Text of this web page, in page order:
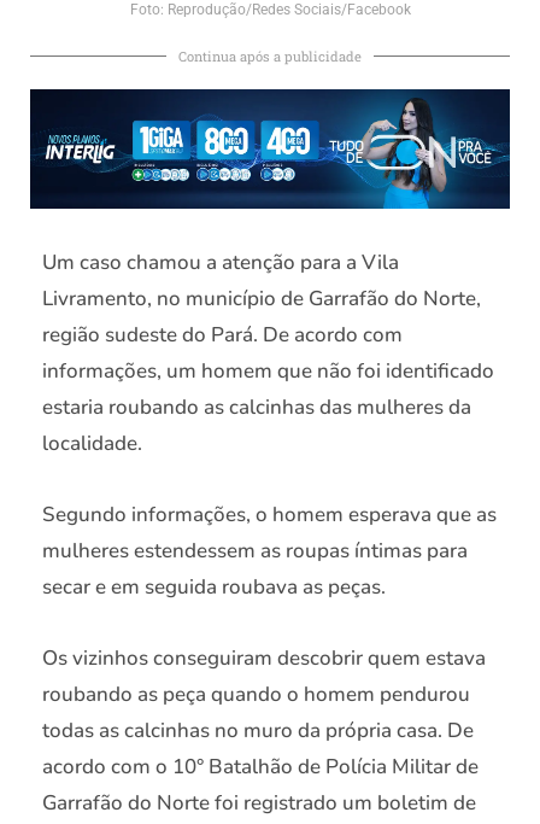
Foto: Reprodução/Redes Sociais/Facebook
Continua após a publicidade
Um caso chamou a atenção para a Vila
Livramento, no município de Garrafão do Norte,
região sudeste do Pará. De acordo com
informações, um homem que não foi identificado
estaria roubando as calcinhas das mulheres da
localidade.
Segundo informações, o homem esperava que as
mulheres estendessem as roupas íntimas para
secar e em seguida roubava as peças.
Os vizinhos conseguiram descobrir quem estava
roubando as peça quando o homem pendurou
todas as calcinhas no muro da própria casa. De
acordo com o 10° Batalhão de Polícia Militar de
Garrafão do Norte foi registrado um boletim de